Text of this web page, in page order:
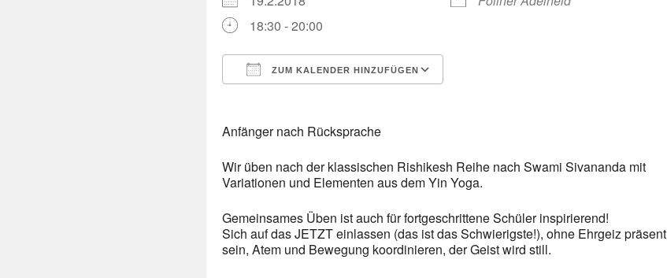
18:30 - 20:00
ZUM KALENDER HINZUFÜGEN
Anfänger nach Rücksprache
Wir üben nach der klassischen Rishikesh Reihe nach Swami Sivananda mit
Variationen und Elementen aus dem Yin Yoga.
Gemeinsames Üben ist auch für fortgeschrittene Schüler inspirierend!
Sich auf das JETZT einlassen (das ist das Schwierigste!), ohne Ehrgeiz präsent
sein, Atem und Bewegung koordinieren, der Geist wird still.